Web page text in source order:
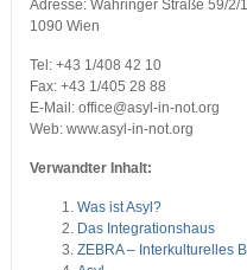
Adresse: Währinger Straße 59/2/1
1090 Wien
Tel: +43 1/408 42 10
Fax: +43 1/405 28 88
E-Mail: office@asyl-in-not.org
Web: www.asyl-in-not.org
Verwandter Inhalt:
Was ist Asyl?
Das Integrationshaus
ZEBRA – Interkulturelles